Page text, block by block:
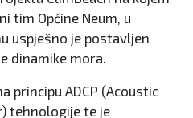
tim Općine Neum, u
uspješno je postavljen
dinamike mora.
principu ADCP (Acoustic
tehnologije te je